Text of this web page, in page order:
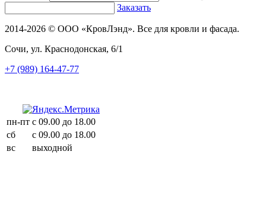
Заказать
2014-2026 © ООО «КровЛэнд». Все для кровли и фасада.
Сочи, ул. Краснодонская, 6/1
+7 (989) 164-47-77
пн-пт с 09.00 до 18.00
сб
с 09.00 до 18.00
вс
выходной